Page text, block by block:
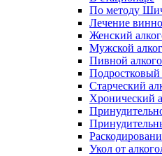
По методу
Лечение
Женский
Мужской
Пивной
Подростковый
Старческий
Хронический
Укол от